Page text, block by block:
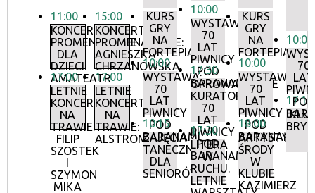
11:00
KONCERTY
PROMENADOWE
DLA
DZIECI:
AMATEATR
17:00
LETNIE
KONCERTY
NA
TRAWIE:
FILIP
SZOSTEK
I
SZYMON
MIKA
15:00
KONCERTY
PROMENADOWE:
AGNIESZKA
CHRZANOWSKA
17:00
LETNIE
KONCERTY
NA
TRAWIE:
ALSTROMERIE
KURS
GRY
NA
FORTEPIANIE
10:00
WYSTAWA:
70
LAT
PIWNICY
POD
BARANAMI
10:15
ZAJĘCIA
TANECZNE
DLA
SENIORÓW
10:00
WYSTAWA:
70
LAT
PIWNICY
POD
BARANAMI
17:30
OPROWADZANIE
KURATORSKIE:
70
LAT
PIWNICY
POD
BARANAMI
17:30
LITERA
W
RUCHU.
LETNIE
KURS
GRY
NA
FORTEPIANIE
10:00
WYSTAWA:
70
LAT
PIWNICY
POD
BARANAMI
18:00
ŚRODY
W
KLUBIE
KAZIMIERZ
10:00
70
LAT
POD
17:15